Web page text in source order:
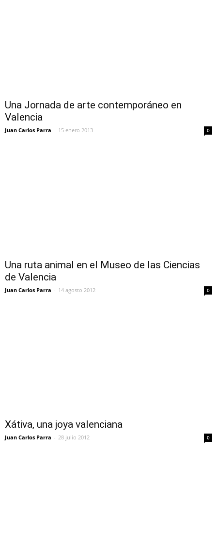
Una Jornada de arte contemporáneo en
Valencia
Juan Carlos Parra - 15 enero 2013 0
Una ruta animal en el Museo de las Ciencias
de Valencia
Juan Carlos Parra - 14 agosto 2012 0
Xátiva, una joya valenciana
Juan Carlos Parra - 28 julio 2012 0